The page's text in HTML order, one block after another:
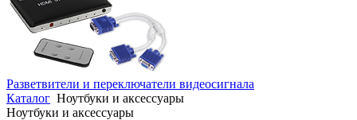
Разветвители и переключатели видеосигнала
Каталог Ноутбуки и аксессуары
Ноутбуки и аксессуары